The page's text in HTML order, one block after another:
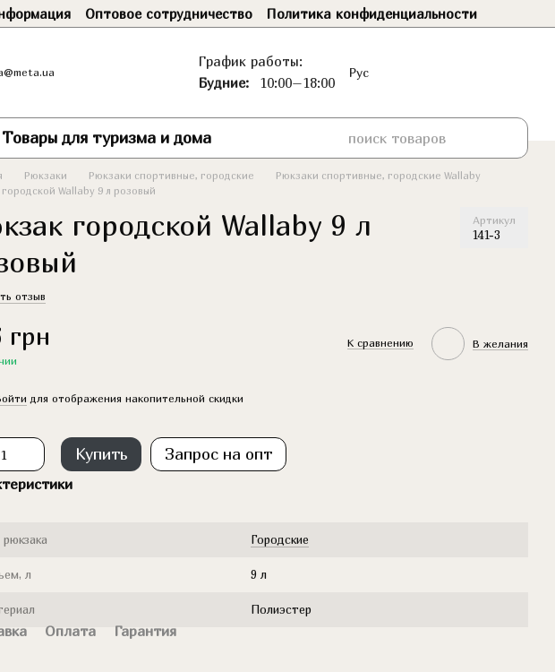
Оптовое сотрудничество
Политика конфиденциальности
График работы:
Будние:
10:00–18:00
Рус
Товары для туризма и дома
Рюкзаки Рюкзаки спортивные, городские
Рюкзаки спортивные, городские Wallaby
Wallaby 9 л розовый
городской Wallaby 9 л
Артикул
141-3
отзыв
грн К сравнению В желания
для отображения накопительной скидки
Купить Запрос на опт
Городские
л 9 л
Полиэстер
Оплата Гарантия